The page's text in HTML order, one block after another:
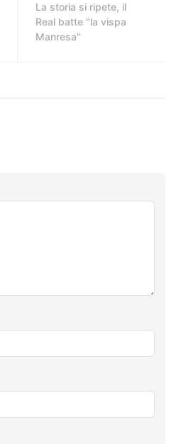
La storia si ripete, il
Real batte "la vispa
Manresa"